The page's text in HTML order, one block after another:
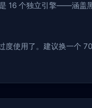
16 个独立引擎——涵盖
使用了。建议换一个